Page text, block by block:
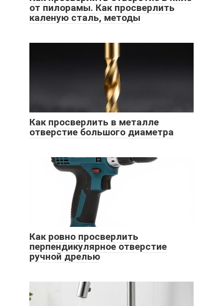
от пилорамы. Как просверлить
каленую сталь, методы
Как просверлить в металле
отверстие большого диаметра
Как ровно просверлить
перпендикулярное отверстие
ручной дрелью